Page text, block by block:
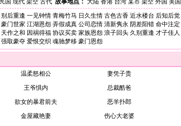
民国 现代 架空 古代 故事地点： 大陆 香港 台湾 某市 架空 外国 美国
别后重逢 一见钟情 青梅竹马 日久生情 古色古香 近水楼台 后知后觉
豪门世家 江湖恩怨 弄假成真 公司恋情 清新隽永 阴差阳错 命中注定
天作之和 因祸得福 协议买卖 家族恩怨 浪子回头 久别重逢 才子佳人
强取豪夺 爱恨交织 魂驰梦移 豪门恩怨
温柔怒相公 妻凭子贵
王爷惧内 总裁酷爸
欲女的暴君前夫 恶羊扑郎
金屋藏艳妻 伤心大老婆